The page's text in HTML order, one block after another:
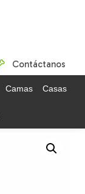
Contáctanos
Camas Casas